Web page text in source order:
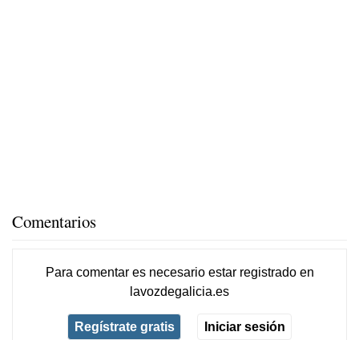
Comentarios
Para comentar es necesario estar registradoen
lavozdegalicia.es
Regístrate gratis Iniciar sesión